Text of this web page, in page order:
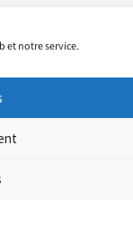
et notre service.